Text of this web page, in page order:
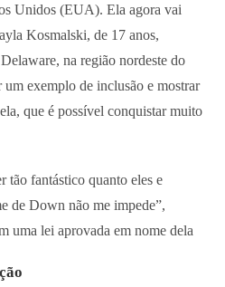
Unidos (EUA). Ela agora vai
Kosmalski, de 17 anos,
na região nordeste do
um exemplo de inclusão e mostrar
que é possível conquistar muito
tão fantástico quanto eles e
de Down não me impede”,
uma lei aprovada em nome dela